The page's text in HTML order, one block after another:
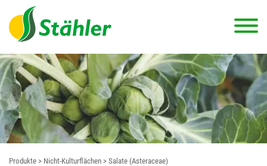
Produkte > Nicht-Kulturflächen > Salate (Asteraceae)